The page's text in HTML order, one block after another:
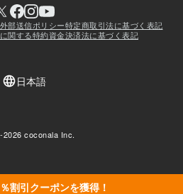
割引クーポンを獲得！